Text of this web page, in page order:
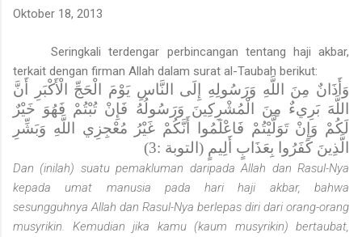
Oktober 18, 2013
Seringkali terdengar perbincangan tentang haji akbar,
terkait dengan firman Allah dalam surat al-Taubah berikut:
وَأَذَانٌ مِنَ اللَّهِ وَرَسُولِهِ إِلَى النَّاسِ يَوْمَ الْحَجِّ الْأَكْبَرِ أَنَّ
اللَّهَ بَرِيءٌ مِنَ الْمُشْرِكِينَ وَرَسُولُهُ فَإِنْ تُبْتُمْ فَهُوَ خَيْرٌ
لَكُمْ وَإِنْ تَوَلَّيْتُمْ فَاعْلَمُوا أَنَّكُمْ غَيْرُ مُعْجِزِي اللَّهِ وَبَشِّرِ
الَّذِينَ كَفَرُوا بِعَذَابٍ أَلِيمٍ (التوبة :
3)
Dan (inilah) suatu pemakluman daripada Allah dan Rasul-Nya
kepada umat manusia pada hari haji akbar, bahwa
sesungguhnya Allah dan Rasul-Nya berlepas diri dari orang-orang
musyrikin. Kemudian jika kamu (kaum musyrikin) bertaubat,